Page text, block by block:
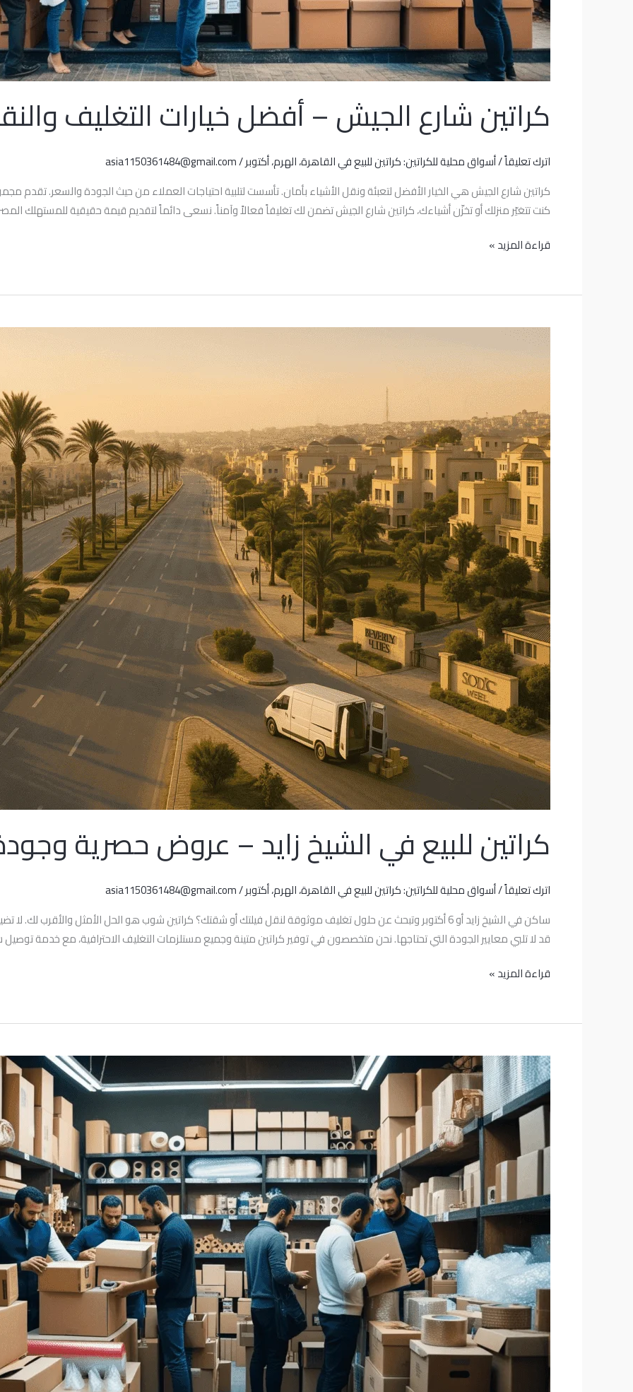
كراتين شارع الجيش – أفضل خيارات التغليف
اترك تعليقاً/أسواق محلية للكراتين: كراتين للبيع في القاهرة، الهرم، أكتوبر/
asia1150361484@gmail.com
كراتين شارع الجيش هي الخيار الأفضل لتعبئة ونقل الأشياء بأمان. تأسست لتلبية احتياجات العملاء من حيث الجودة والسعر. تقدم
كنت تتغيّر منزلك أو تخزّن أشياءك، كراتين شارع الجيش تضمن لك تغليفاً فعالاً وآمناً. نسعى دائماً لتقديم قيمة حقيقية للمستهلك
قراءة المزيد »
كراتين للبيع في الشيخ زايد – عروض حصرية
اترك تعليقاً/أسواق محلية للكراتين: كراتين للبيع في القاهرة، الهرم، أكتوبر/
asia1150361484@gmail.com
ساكن في الشيخ زايد أو 6 أكتوبر وتبحث عن حلول تغليف موثوقة لنقل فيلتك أو شقتك؟ كراتين شوب هو الحل الأمثل
قد لا تلبي معايير الجودة التي تحتاجها. نحن متخصصون في توفير كراتين متينة وجميع مستلزمات التغليف الاحترافية، مع خدمة
كراتين
في
الشيخ
زايد
–
عروض
حصرية
وجودة
عالية
قراءة المزيد »
أماكن
بيع
كراتين
فارغة
بالجيزة
شامل
لاحتياجات
التعبئة
والتغليف